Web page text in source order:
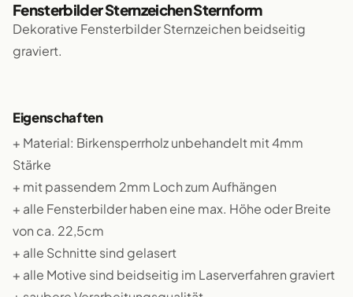
Fensterbilder Sternzeichen Sternform
Dekorative Fensterbilder Sternzeichen beidseitig
graviert.
Eigenschaften
+ Material: Birkensperrholz unbehandelt mit 4mm
Stärke
+ mit passendem 2mm Loch zum Aufhängen
+ alle Fensterbilder haben eine max. Höhe oder Breite
von ca. 22,5cm
+ alle Schnitte sind gelasert
+ alle Motive sind beidseitig im Laserverfahren graviert